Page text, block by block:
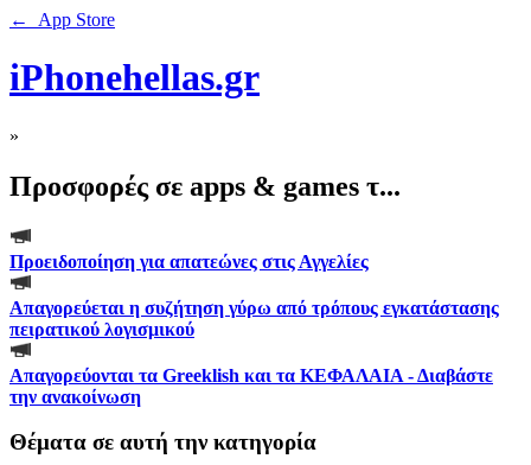
← App Store
iPhonehellas.gr
»
Προσφορές σε apps & games τ...
Προειδοποίηση για απατεώνες στις Αγγελίες
Απαγορεύεται η συζήτηση γύρω από τρόπους εγκατάστασης
πειρατικού λογισμικού
Απαγορεύονται τα Greeklish και τα ΚΕΦΑΛΑΙΑ - Διαβάστε
την ανακοίνωση
Θέματα σε αυτή την κατηγορία